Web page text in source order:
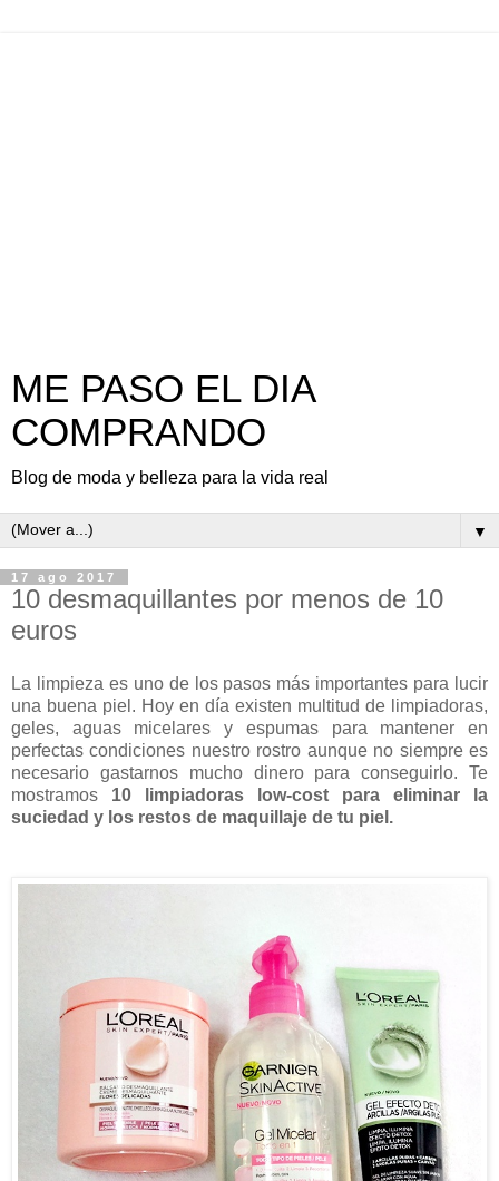
ME PASO EL DIA
COMPRANDO
Blog de moda y belleza para la vida real
▼
17 ago 2017
10 desmaquillantes por menos de 10
euros
La limpieza es uno de los pasos más importantes para lucir
una buena piel. Hoy en día existen multitud de limpiadoras,
geles, aguas micelares y espumas para mantener en
perfectas condiciones nuestro rostro aunque no siempre es
necesario gastarnos mucho dinero para conseguirlo. Te
mostramos 10 limpiadoras low-cost para eliminar la
suciedad y los restos de maquillaje de tu piel.